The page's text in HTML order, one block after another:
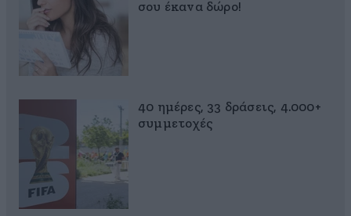
σου έκανα δώρο!
40 ημέρες, 33 δράσεις, 4.000+
συμμετοχές